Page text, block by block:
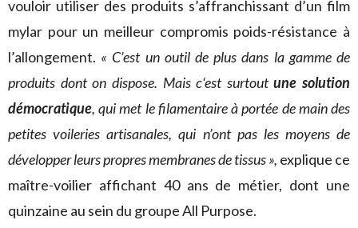
vouloir utiliser des produits s’affranchissant d’un film
mylar pour un meilleur compromis poids-résistance à
l’allongement. « C’est un outil de plus dans la gamme de
produits dont on dispose. Mais c‘est surtoutune solution
démocratique, qui met le filamentaire à portée de main des
petites voileries artisanales, qui n’ont pas les moyens de
développer leurs propres membranes de tissus », explique ce
maître-voilier affichant 40 ans de métier, dont une
quinzaine au sein du groupe All Purpose.